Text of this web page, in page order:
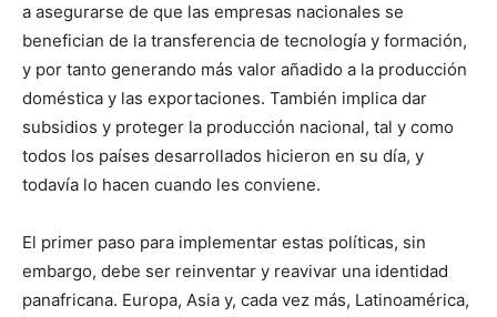
a asegurarse de que las empresas nacionales se
benefician de la transferencia de tecnología y formación,
y por tanto generando más valor añadido a la producción
doméstica y las exportaciones. También implica dar
subsidios y proteger la producción nacional, tal y como
todos los países desarrollados hicieron en su día, y
todavía lo hacen cuando les conviene.
El primer paso para implementar estas políticas, sin
embargo, debe ser reinventar y reavivar una identidad
panafricana. Europa, Asia y, cada vez más, Latinoamérica,